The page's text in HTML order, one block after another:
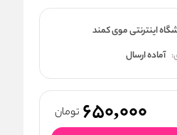
اینترنتی موی کمند
آماده ارسال
650,000 تومان